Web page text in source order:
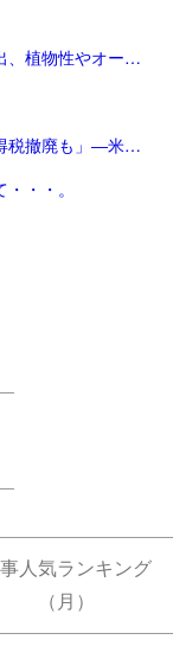
「プロテインパウダーから鉛やカドミウム検出、植物性やオーガニック製品は数倍の含有量 - CNN.co.jp」
「年収２９００万円未満に減税 関税で「所得税撤廃も」―米大統領：時事ドットコム」
・・。
人気ランキング
（月）